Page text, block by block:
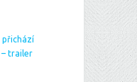
přichází
– trailer